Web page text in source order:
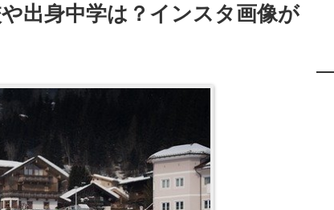
出身中学は？インスタ画像が